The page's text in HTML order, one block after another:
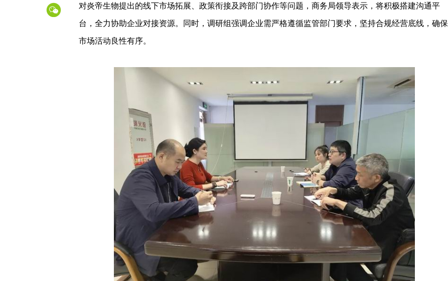
对炎帝生物提出的线下市场拓展、政策衔接及跨部门协作等问题，商务局领导表示，将积极搭建沟通平
台，全力协助企业对接资源。同时，调研组强调企业需严格遵循监管部门要求，坚持合规经营底线，确保
市场活动良性有序。